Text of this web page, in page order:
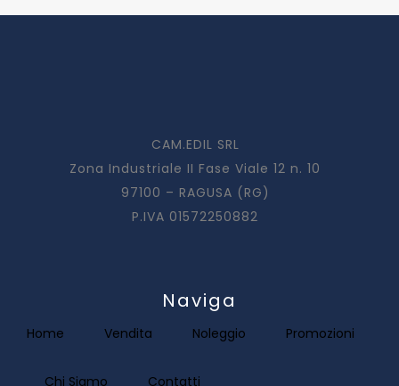
CAM.EDIL SRL
Zona Industriale II Fase Viale 12 n. 10
97100 – RAGUSA (RG)
P.IVA 01572250882
Naviga
Home Vendita Noleggio Promozioni
Chi Siamo Contatti